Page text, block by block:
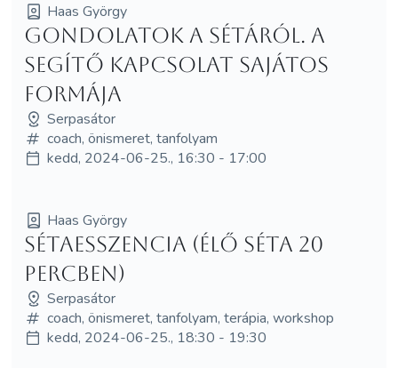
Haas György
Gondolatok a sétáról. A
segítő kapcsolat sajátos
formája
Serpasátor
coach, önismeret, tanfolyam
kedd, 2024-06-25., 16:30 - 17:00
Haas György
Sétaesszencia (élő séta 20
percben)
Serpasátor
coach, önismeret, tanfolyam, terápia, workshop
kedd, 2024-06-25., 18:30 - 19:30